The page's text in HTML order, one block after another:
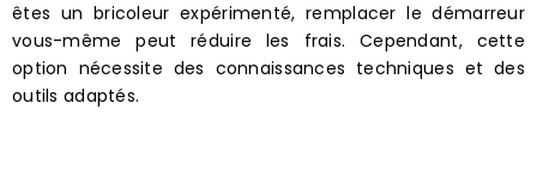
êtes un bricoleur expérimenté, remplacer le démarreur
vous-même peut réduire les frais. Cependant, cette
option nécessite des connaissances techniques et des
outils adaptés.